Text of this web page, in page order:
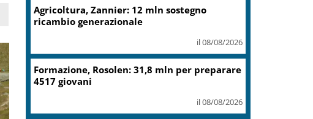
Agricoltura, Zannier: 12 mln sostegno
ricambio generazionale
il 08/08/2026
Formazione, Rosolen: 31,8 mln per preparare
4517 giovani
il 08/08/2026